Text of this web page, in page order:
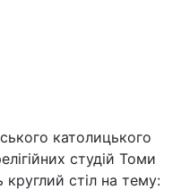
католицького
студій Томи
круглий стіл на тему: